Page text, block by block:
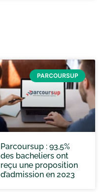
PARCOURSUP
Parcoursup : 93,5%
des bacheliers ont
reçu une proposition
d’admission en 2023